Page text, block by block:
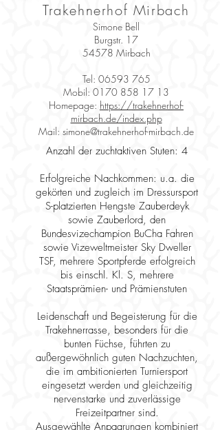
Trakehnerhof Mirbach
Simone Bell
Burgstr. 17
54578 Mirbach
Tel: 06593 765
Mobil: 0170 858 17 13
Homepage: https://trakehnerhof-
mirbach.de/index.php
Mail: simone@trakehnerhof-mirbach.de
Anzahl der zuchtaktiven Stuten: 4
Erfolgreiche Nachkommen: u.a. die
gekörten und zugleich im Dressursport
S-platzierten Hengste Zauberdeyk
sowie Zauberlord, den
Bundesvizechampion BuCha Fahren
sowie Vizeweltmeister Sky Dweller
TSF, mehrere Sportpferde erfolgreich
bis einschl. Kl. S, mehrere
Staatsprämien- und Prämienstuten
Leidenschaft und Begeisterung für die
Trakehnerrasse, besonders für die
bunten Füchse, führten zu
außergewöhnlich guten Nachzuchten,
die im ambitionierten Turniersport
eingesetzt werden und gleichzeitig
nervenstarke und zuverlässige
Freizeitpartner sind.
Ausgewählte Anpaarungen kombiniert